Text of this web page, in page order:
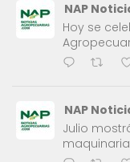
NAP
Hoy se
NAP
Julio